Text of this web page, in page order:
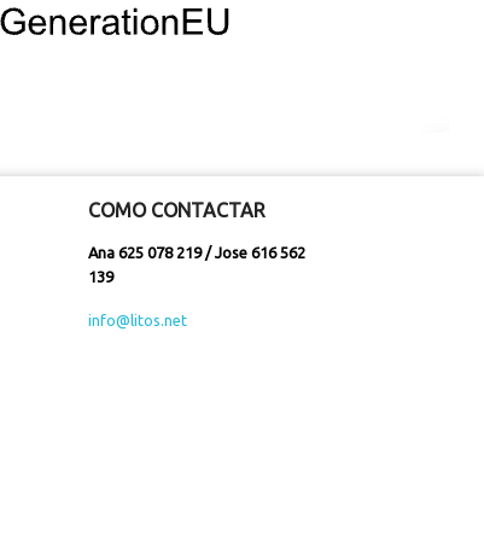
COMO CONTACTAR
Ana 625 078 219 / Jose 616 562
139
info@litos.net